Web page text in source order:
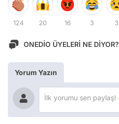
124 20 16 3 3
ONEDİO ÜYELERİ NE DİYOR?
Yorum Yazın